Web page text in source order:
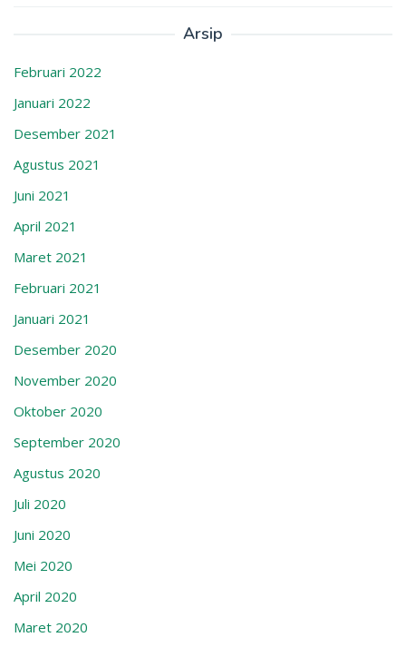
Arsip
Februari 2022
Januari 2022
Desember 2021
Agustus 2021
Juni 2021
April 2021
Maret 2021
Februari 2021
Januari 2021
Desember 2020
November 2020
Oktober 2020
September 2020
Agustus 2020
Juli 2020
Juni 2020
Mei 2020
April 2020
Maret 2020